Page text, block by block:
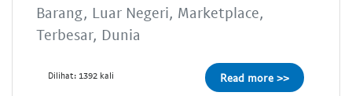
Barang, Luar Negeri, Marketplace,
Terbesar, Dunia
Dilihat: 1392 kali Read more >>